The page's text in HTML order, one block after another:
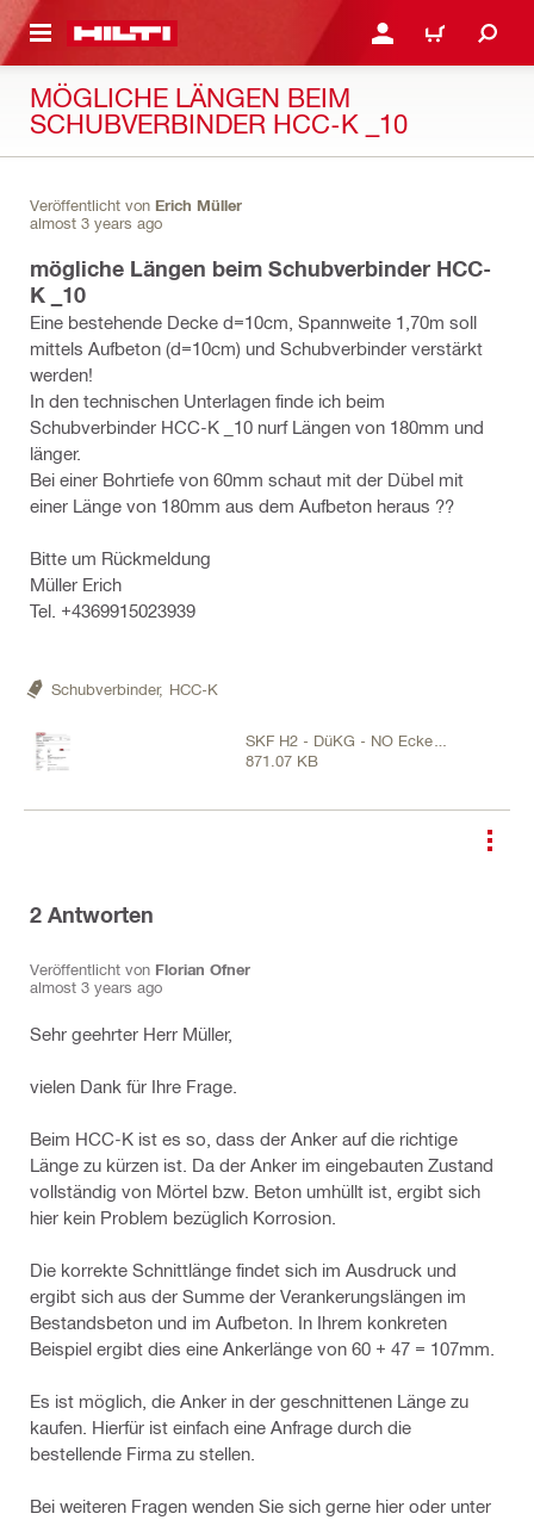
ANMELDEN ODER
WARENKORB
MÖGLICHE LÄNGEN BEIM
SCHUBVERBINDER HCC-K _10
Veröffentlicht von Erich Müller
almost 3 years ago
mögliche Längen beim Schubverbinder HCC-
K _10
Eine bestehende Decke d=10cm, Spannweite 1,70m soll
mittels Aufbeton (d=10cm) und Schubverbinder verstärkt
werden!
In den technischen Unterlagen finde ich beim
Schubverbinder HCC-K _10 nurf Längen von 180mm und
länger.
Bei einer Bohrtiefe von 60mm schaut mit der Dübel mit
einer Länge von 180mm aus dem Aufbeton heraus ??
Bitte um Rückmeldung
Müller Erich
Tel. +4369915023939
Schubverbinder, HCC-K
SKF H2 - DüKG - NO Ecke
Anschluss Aufbeton .pdf
871.07 KB
2 Antworten
Veröffentlicht von Florian Ofner
almost 3 years ago
Sehr geehrter Herr Müller,
vielen Dank für Ihre Frage.
Beim HCC-K ist es so, dass der Anker auf die richtige
Länge zu kürzen ist. Da der Anker im eingebauten Zustand
vollständig von Mörtel bzw. Beton umhüllt ist, ergibt sich
hier kein Problem bezüglich Korrosion.
Die korrekte Schnittlänge findet sich im Ausdruck und
ergibt sich aus der Summe der Verankerungslängen im
Bestandsbeton und im Aufbeton. In Ihrem konkreten
Beispiel ergibt dies eine Ankerlänge von 60 + 47 = 107mm.
Es ist möglich, die Anker in der geschnittenen Länge zu
kaufen. Hierfür ist einfach eine Anfrage durch die
bestellende Firma zu stellen.
Bei weiteren Fragen wenden Sie sich gerne hier oder unter